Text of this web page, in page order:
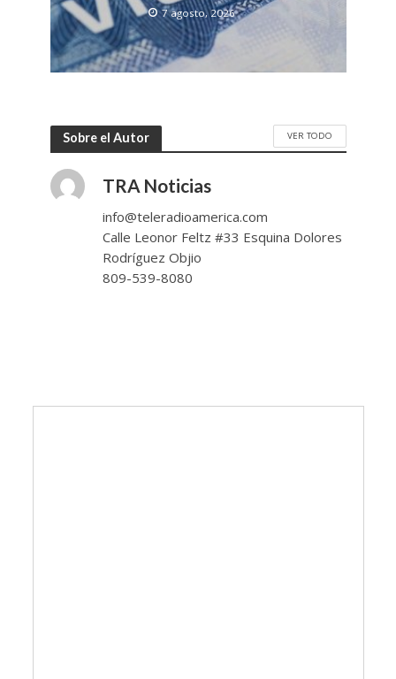
7 agosto, 2026
Sobre el Autor VER TODO
TRA Noticias
info@teleradioamerica.com
Calle Leonor Feltz #33 Esquina Dolores
Rodríguez Objio
809-539-8080